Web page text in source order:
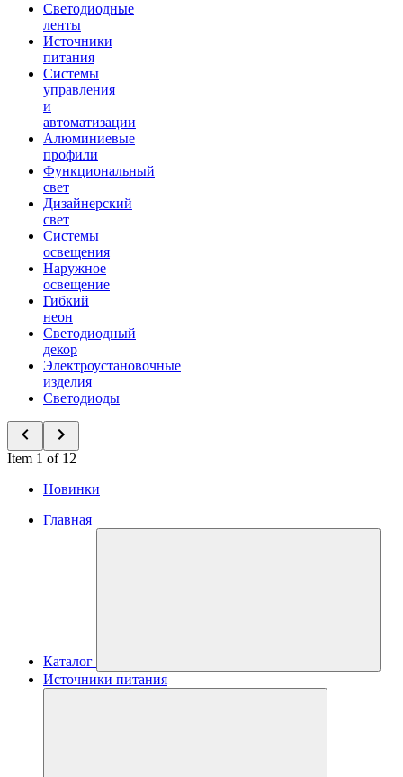
Светодиодные
ленты
Источники
питания
Системы
управления
и
автоматизации
Алюминиевые
профили
Функциональный
свет
Дизайнерский
свет
Системы
освещения
Наружное
освещение
Гибкий
неон
Светодиодный
декор
Электроустановочные
изделия
Светодиоды
Item 1 of 12
Новинки
Главная
Каталог
Источники питания